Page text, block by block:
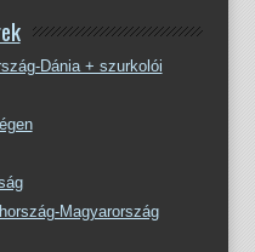
Dánia + szurkolói
Magyarország